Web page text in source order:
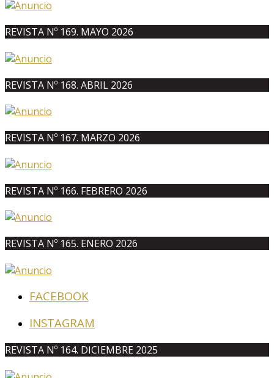
REVISTA Nº 169. MAYO 2026
REVISTA Nº 168. ABRIL 2026
REVISTA Nº 167. MARZO 2026
REVISTA Nº 166. FEBRERO 2026
REVISTA Nº 165. ENERO 2026
FACEBOOK
INSTAGRAM
REVISTA Nº 164. DICIEMBRE 2025